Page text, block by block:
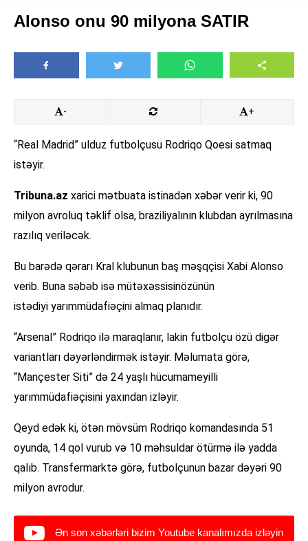
Alonso onu 90 milyona SATIR
- +
“Real Madrid” ulduz futbolçusu Rodriqo Qoesi satmaq
istəyir.
Tribuna.az xarici mətbuata istinadən xəbər verir ki, 90
milyon avroluq təklif olsa, braziliyalının klubdan ayrılmasına
razılıq veriləcək.
Bu barədə qərarı Kral klubunun baş məşqçisi Xabi Alonso
verib. Buna səbəb isə mütəxəssisinözünün
istədiyi yarımmüdafiəçini almaq planıdır.
“Arsenal” Rodriqo ilə maraqlanır, lakin futbolçu özü digər
variantları dəyərləndirmək istəyir. Məlumata görə,
“Mançester Siti” də 24 yaşlı hücumameyilli
yarımmüdafiəçisini yaxından izləyir.
Qeyd edək ki, ötən mövsüm Rodriqo komandasında 51
oyunda, 14 qol vurub və 10 məhsuldar ötürmə ilə yadda
qalıb. Transfermarktə görə, futbolçunun bazar dəyəri 90
milyon avrodur.
Ən son xəbərləri bizim Youtube kanalımızda izləyin